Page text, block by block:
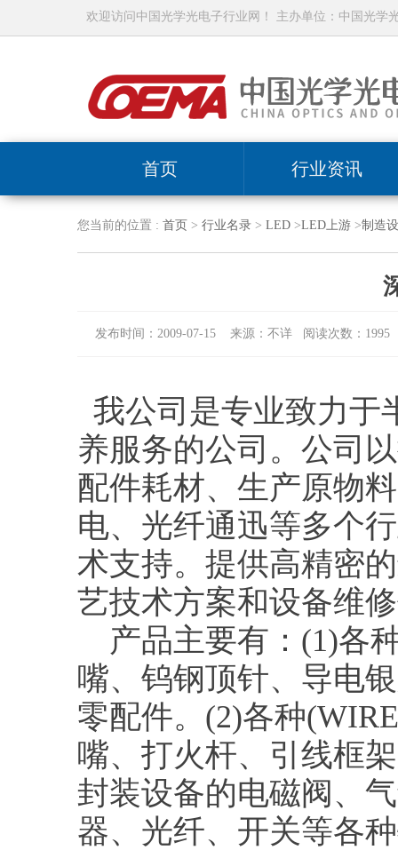
欢迎访问中国光学光电子行业网！ 主办单位：中国光学
首页 行业资讯
您当前的位置 : 首页 > 行业名录> LED>LED上游>制造
发布时间：2009-07-15 来源：不详 阅读次数：1995
我公司是专业致力于
养服务的公司。公司
配件耗材、生产原物
电、光纤通迅等多个
术支持。提供高精密
艺技术方案和设备维
产品主要有：(1)各
嘴、钨钢顶针、导电
零配件。(2)各种
嘴、打火杆、引线框
封装设备的电磁阀、
器、光纤、开关等各